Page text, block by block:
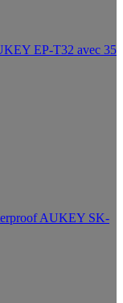
EP-T32 avec 35
AUKEY SK-